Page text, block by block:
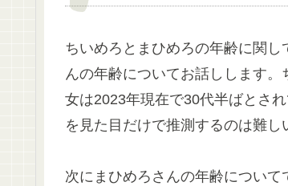
ちいめろとまひめろの年齢に関
んの年齢についてお話しします
女は2023年現在で30代半ばとさ
を見た目だけで推測するのは難し
次にまひめろさんの年齢につい